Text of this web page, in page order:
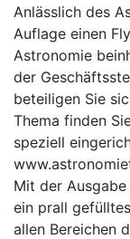
Anlässlich des
Auflage einen
Astronomie
der
beteiligen Sie
Thema finden
speziell
Mit der
ein prall
allen Bereichen